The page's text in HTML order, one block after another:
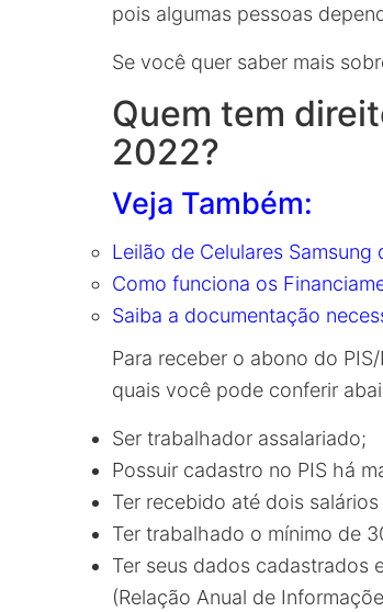
pois algumas pessoas
Se você quer saber mais
Quem tem
2022?
Veja Também:
Leilão de Celulares Samsung
Como funciona os
Saiba a documentação
Para receber o abono do
quais você pode conferir
Ser trabalhador assalariado;
Possuir cadastro no PIS há
Ter recebido até dois
Ter trabalhado o mínimo de
Ter seus dados cadastrados
(Relação Anual de